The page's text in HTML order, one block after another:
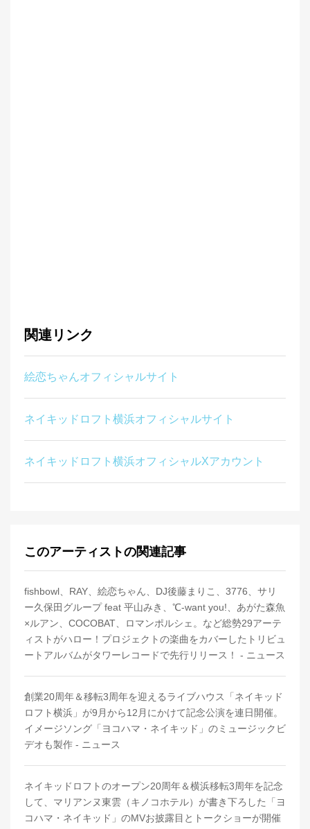
関連リンク
絵恋ちゃんオフィシャルサイト
ネイキッドロフト横浜オフィシャルサイト
ネイキッドロフト横浜オフィシャルXアカウント
このアーティストの関連記事
fishbowl、RAY、絵恋ちゃん、DJ後藤まりこ、3776、サリ
ー久保田グループ feat 平山みき、℃-want you!、あがた森魚
×ルアン、COCOBAT、ロマンポルシェ。など総勢29アーテ
ィストがハロー！プロジェクトの楽曲をカバーしたトリビュ
ートアルバムがタワーレコードで先行リリース！ - ニュース
創業20周年＆移転3周年を迎えるライブハウス「ネイキッド
ロフト横浜」が9月から12月にかけて記念公演を連日開催。
イメージソング「ヨコハマ・ネイキッド」のミュージックビ
デオも製作 - ニュース
ネイキッドロフトのオープン20周年＆横浜移転3周年を記念
して、マリアンヌ東雲（キノコホテル）が書き下ろした「ヨ
コハマ・ネイキッド」のMVお披露目とトークショーが開催